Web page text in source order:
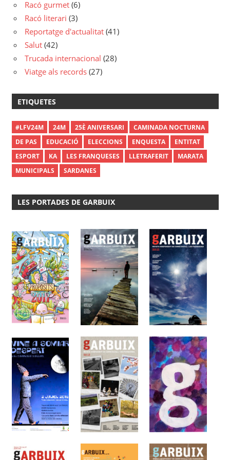
Racó gurmet (6)
Racó literari (3)
Reportatge d'actualitat (41)
Salut (42)
Trucada internacional (28)
Viatge als records (27)
ETIQUETES
#LFV24M 24M 25È ANIVERSARI
CAMINADA NOCTURNA
DE PAS
EDUCACIÓ ELECCIONS ENQUESTA
ENTITAT
ESPORT
KA LES FRANQUESES LLETRAFERIT
MARATA
MUNICIPALS
SARDANES
LES PORTADES DE GARBUIX